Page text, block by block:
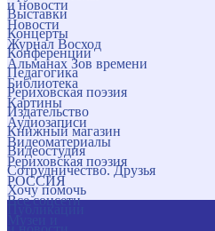
и новости
Новости
Журнал Восход
Альманах Зов времени
Библиотека
Картины
Аудиозаписи
Видеоматериалы
Рериховская поэзия
РОССИЯ
Все соцсети
Выставки
Концерты
Конференции
Педагогика
Рериховская поэзия
Издательство
Книжный магазин
Видеостудия
Сотрудничество. Друзья
Хочу помочь